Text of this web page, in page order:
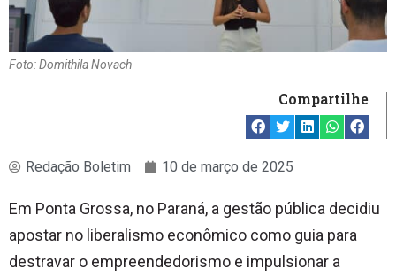
Foto: Domithila Novach
Compartilhe
Redação Boletim 10 de março de 2025
Em Ponta Grossa, no Paraná, a gestão pública decidiu
apostar no liberalismo econômico como guia para
destravar o empreendedorismo e impulsionar a